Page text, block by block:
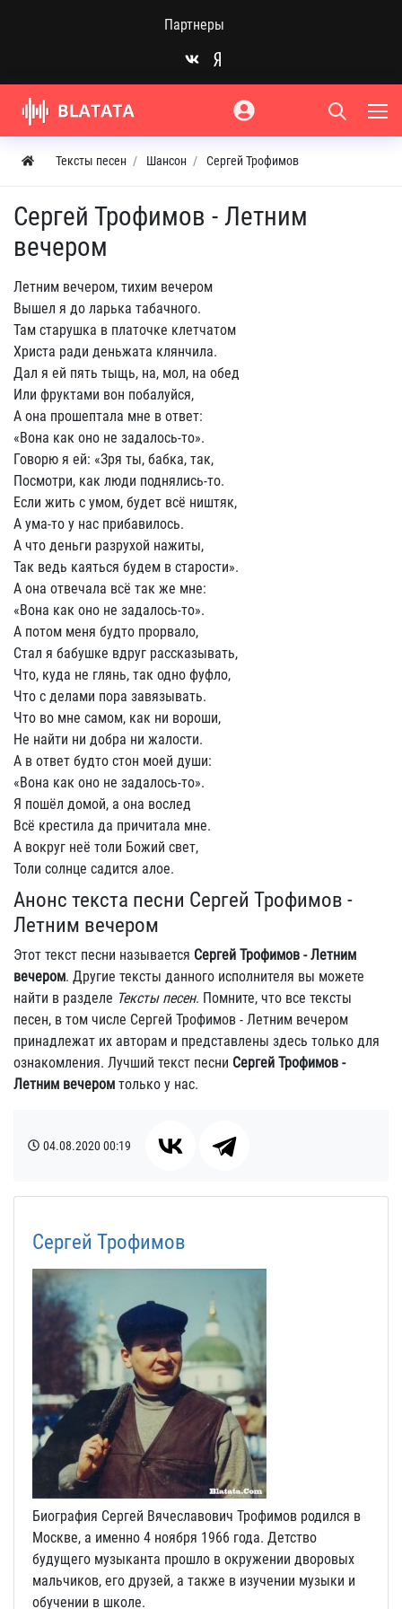
Партнеры
Тексты песен Шансон Сергей Трофимов
Сергей Трофимов - Летним
вечером
Летним вечером, тихим вечером
Вышел я до ларька табачного.
Там старушка в платочке клетчатом
Христа ради деньжата клянчила.
Дал я ей пять тыщь, на, мол, на обед
Или фруктами вон побалуйся,
А она прошептала мне в ответ:
«Вона как оно не задалось-то».
Говорю я ей: «Зря ты, бабка, так,
Посмотри, как люди поднялись-то.
Если жить с умом, будет всё ништяк,
А ума-то у нас прибавилось.
А что деньги разрухой нажиты,
Так ведь каяться будем в старости».
А она отвечала всё так же мне:
«Вона как оно не задалось-то».
А потом меня будто прорвало,
Стал я бабушке вдруг рассказывать,
Что, куда не глянь, так одно фуфло,
Что с делами пора завязывать.
Что во мне самом, как ни вороши,
Не найти ни добра ни жалости.
А в ответ будто стон моей души:
«Вона как оно не задалось-то».
Я пошёл домой, а она вослед
Всё крестила да причитала мне.
А вокруг неё толи Божий свет,
Толи солнце садится алое.
Анонс текста песни Сергей Трофимов -
Летним вечером
Этот текст песни называется Сергей Трофимов - Летним
вечером. Другие тексты данного исполнителя вы можете
найти в разделе Тексты песен. Помните, что все тексты
песен, в том числе Сергей Трофимов - Летним вечером
принадлежат их авторам и представлены здесь только для
ознакомления. Лучший текст песни Сергей Трофимов -
Летним вечером только у нас.
04.08.202000:19
Сергей Трофимов
Биография Сергей Вячеславович Трофимов родился в
Москве, а именно 4 ноября 1966 года. Детство
будущего музыканта прошло в окружении дворовых
мальчиков, его друзей, а также в изучении музыки и
обучении в школе.